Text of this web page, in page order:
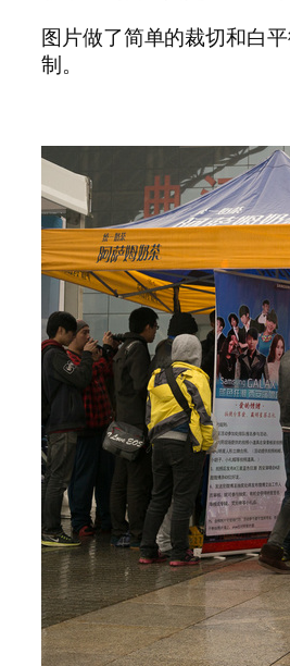
图片做了简单的裁切和白
制。